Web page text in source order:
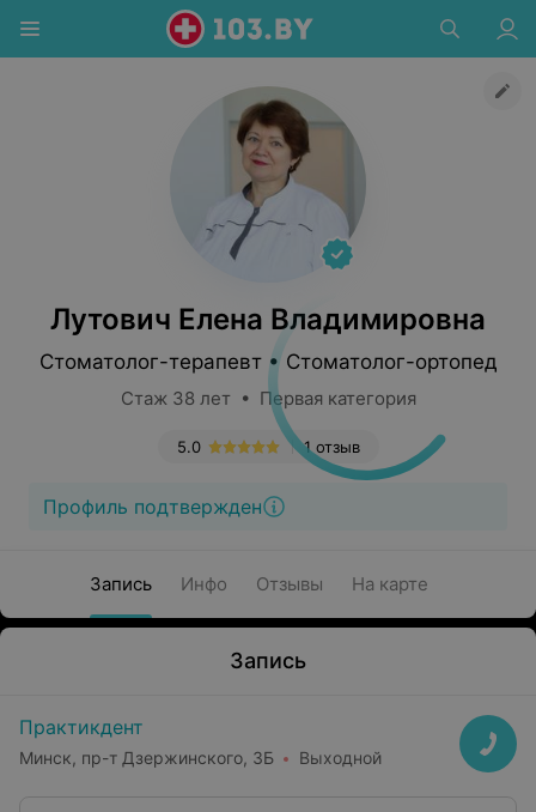
Лутович Елена Владимировна
Стоматолог-терапевт • Стоматолог-ортопед
Стаж 38 лет • Первая категория
1 отзыв
5.0
Профиль подтвержден
Запись Инфо Отзывы На карте
Запись
Практикдент
Минск, пр-т Дзержинского, 3Б Выходной